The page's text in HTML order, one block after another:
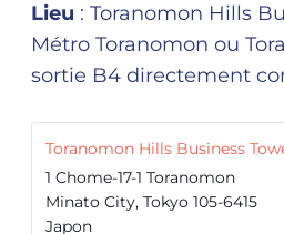
Lieu : Toranomon Hills
Métro Toranomon ou
sortie B4 directement
Toranomon Hills Business
1 Chome-17-1 Toranomon
Minato City, Tokyo 105-6415
Japon